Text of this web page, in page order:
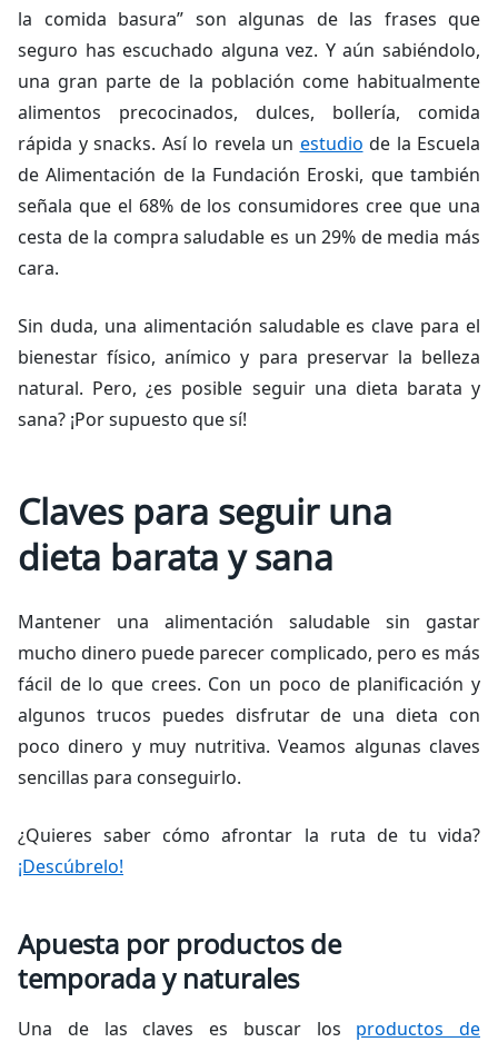
la comida basura” son algunas de las frases que
seguro has escuchado alguna vez. Y aún sabiéndolo,
una gran parte de la población come habitualmente
alimentos precocinados, dulces, bollería, comida
rápida y snacks. Así lo revela un estudio de la Escuela
de Alimentación de la Fundación Eroski, que también
señala que el 68% de los consumidores cree que una
cesta de la compra saludable es un 29% de media más
cara.
Sin duda, una alimentación saludable es clave para el
bienestar físico, anímico y para preservar la belleza
natural. Pero, ¿es posible seguir una dieta barata y
sana? ¡Por supuesto que sí!
Claves para seguir una
dieta barata y sana
Mantener una alimentación saludable sin gastar
mucho dinero puede parecer complicado, pero es más
fácil de lo que crees. Con un poco de planificación y
algunos trucos puedes disfrutar de una dieta con
poco dinero y muy nutritiva. Veamos algunas claves
sencillas para conseguirlo.
¿Quieres saber cómo afrontar la ruta de tu vida?
¡Descúbrelo!
Apuesta por productos de
temporada y naturales
Una de las claves es buscar los productos de